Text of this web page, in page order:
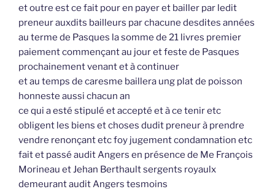
et outre est ce fait pour en payer et bailler par ledit
preneur auxdits bailleurs par chacune desdites années
au terme de Pasques la somme de 21 livres premier
paiement commençant au jour et feste de Pasques
prochainement venant et à continuer
et au temps de caresme baillera ung plat de poisson
honneste aussi chacun an
ce qui a esté stipulé et accepté et à ce tenir etc
obligent les biens et choses dudit preneur à prendre
vendre renonçant etc foy jugement condamnation etc
fait et passé audit Angers en présence de Me François
Morineau et Jehan Berthault sergents royaulx
demeurant audit Angers tesmoins